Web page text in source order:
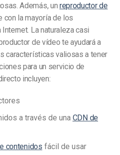
Además, un reproductor de
con la mayoría de los
La naturaleza casi
de vídeo te ayudará a
características valiosas a tener
para un servicio de
incluyen:
a través de una CDN de
contenidos fácil de usar